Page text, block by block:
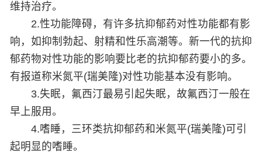
维持治疗。
2.性功能障碍，有许多抗抑郁药对性功能都有影
响，如抑制勃起、射精和性乐高潮等。新一代的抗抑
郁药物对性功能的影响要比老的抗抑郁药要小的多。
有报道称米氮平(瑞美隆)对性功能基本没有影响。
3.失眠，氟西汀最易引起失眠，故氟西汀一般在
早上服用。
4.嗜睡，三环类抗抑郁药和米氮平(瑞美隆)可引
起明显的嗜睡。